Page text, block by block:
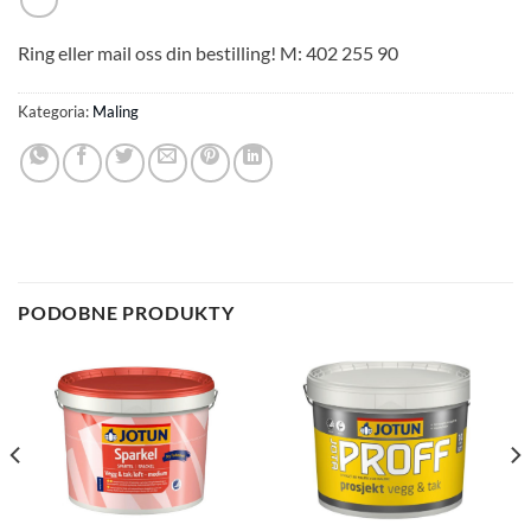
Ring eller mail oss din bestilling! M: 402 255 90
Kategoria: Maling
PODOBNE PRODUKTY